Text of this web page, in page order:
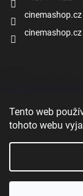
Tento web
tohoto webu
cinemashop.cz
cinemashop.cz